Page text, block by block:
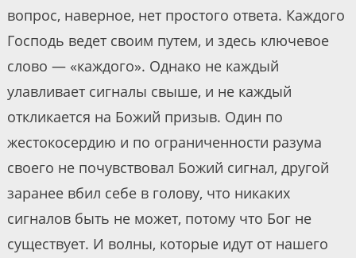
вопрос, наверное, нет простого ответа. Каждого
Господь ведет своим путем, и здесь ключевое
слово — «каждого». Однако не каждый
улавливает сигналы свыше, и не каждый
откликается на Божий призыв. Один по
жестокосердию и по ограниченности разума
своего не почувствовал Божий сигнал, другой
заранее вбил себе в голову, что никаких
сигналов быть не может, потому что Бог не
существует. И волны, которые идут от нашего